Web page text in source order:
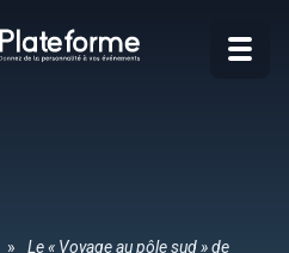
»
Le « Voyage au pôle sud » de